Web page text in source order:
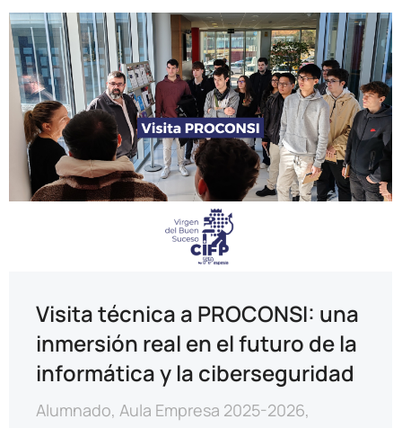
Visita técnica a PROCONSI: una
inmersión real en el futuro de la
informática y la ciberseguridad
Alumnado, Aula Empresa 2025-2026,